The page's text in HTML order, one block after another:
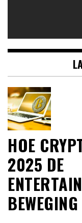
HOE
2025 DE